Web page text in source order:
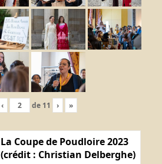
‹ de 11 › »
La Coupe de Poudloire 2023
(crédit : Christian Delberghe)